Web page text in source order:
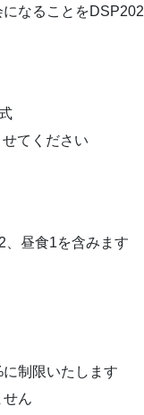
なることを
てください
、昼食1を含みます
制限いたします
せん